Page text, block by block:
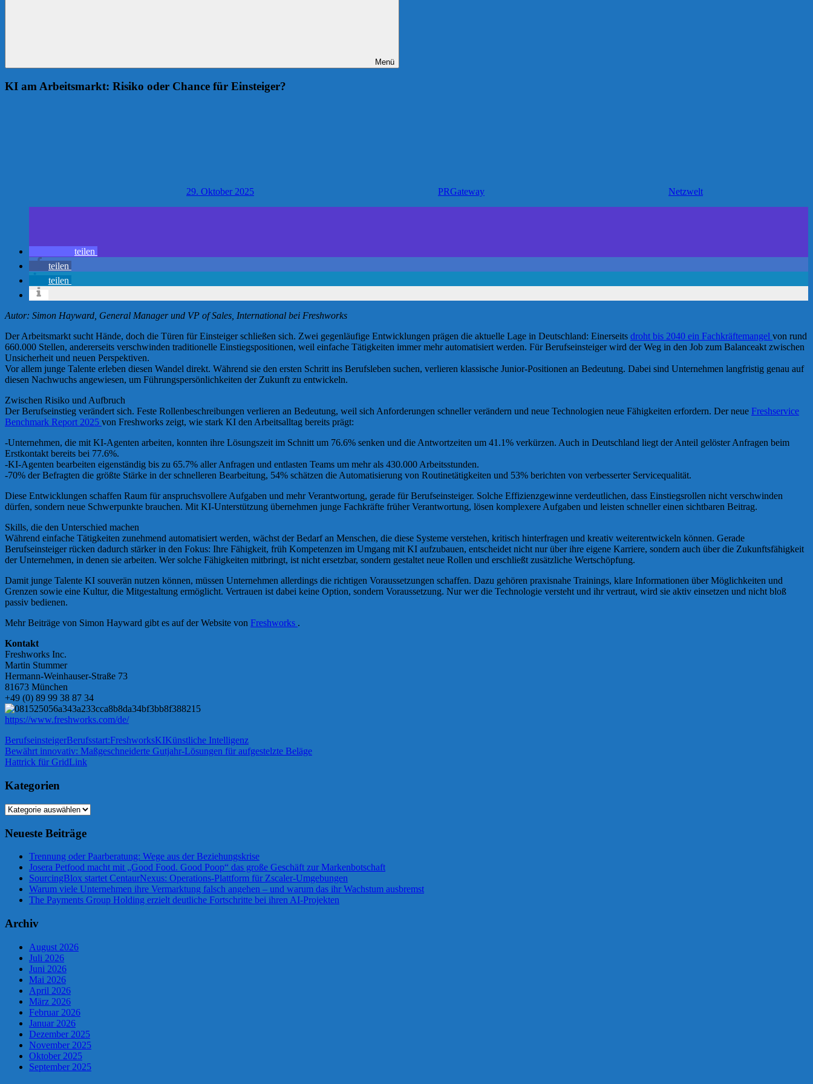
Menü
KI am Arbeitsmarkt: Risiko oder Chance für Einsteiger?
29. Oktober 2025 PRGateway Netzwelt
teilen
teilen
teilen
Autor: Simon Hayward, General Manager und VP of Sales, International bei Freshworks
Der Arbeitsmarkt sucht Hände, doch die Türen für Einsteiger schließen sich. Zwei gegenläufige Entwicklungen prägen die aktuelle Lage in Deutschland: Einerseits droht bis 2040 ein Fachkräftemangel von rund
660.000 Stellen, andererseits verschwinden traditionelle Einstiegspositionen, weil einfache Tätigkeiten immer mehr automatisiert werden. Für Berufseinsteiger wird der Weg in den Job zum Balanceakt zwischen
Unsicherheit und neuen Perspektiven.
Vor allem junge Talente erleben diesen Wandel direkt. Während sie den ersten Schritt ins Berufsleben suchen, verlieren klassische Junior-Positionen an Bedeutung. Dabei sind Unternehmen langfristig genau auf
diesen Nachwuchs angewiesen, um Führungspersönlichkeiten der Zukunft zu entwickeln.
Zwischen Risiko und Aufbruch
Der Berufseinstieg verändert sich. Feste Rollenbeschreibungen verlieren an Bedeutung, weil sich Anforderungen schneller verändern und neue Technologien neue Fähigkeiten erfordern. Der neue Freshservice
Benchmark Report 2025 von Freshworks zeigt, wie stark KI den Arbeitsalltag bereits prägt:
-Unternehmen, die mit KI-Agenten arbeiten, konnten ihre Lösungszeit im Schnitt um 76.6% senken und die Antwortzeiten um 41.1% verkürzen. Auch in Deutschland liegt der Anteil gelöster Anfragen beim
Erstkontakt bereits bei 77.6%.
-KI-Agenten bearbeiten eigenständig bis zu 65.7% aller Anfragen und entlasten Teams um mehr als 430.000 Arbeitsstunden.
-70% der Befragten die größte Stärke in der schnelleren Bearbeitung, 54% schätzen die Automatisierung von Routinetätigkeiten und 53% berichten von verbesserter Servicequalität.
Diese Entwicklungen schaffen Raum für anspruchsvollere Aufgaben und mehr Verantwortung, gerade für Berufseinsteiger. Solche Effizienzgewinne verdeutlichen, dass Einstiegsrollen nicht verschwinden
dürfen, sondern neue Schwerpunkte brauchen. Mit KI-Unterstützung übernehmen junge Fachkräfte früher Verantwortung, lösen komplexere Aufgaben und leisten schneller einen sichtbaren Beitrag.
Skills, die den Unterschied machen
Während einfache Tätigkeiten zunehmend automatisiert werden, wächst der Bedarf an Menschen, die diese Systeme verstehen, kritisch hinterfragen und kreativ weiterentwickeln können. Gerade
Berufseinsteiger rücken dadurch stärker in den Fokus: Ihre Fähigkeit, früh Kompetenzen im Umgang mit KI aufzubauen, entscheidet nicht nur über ihre eigene Karriere, sondern auch über die Zukunftsfähigkeit
der Unternehmen, in denen sie arbeiten. Wer solche Fähigkeiten mitbringt, ist nicht ersetzbar, sondern gestaltet neue Rollen und erschließt zusätzliche Wertschöpfung.
Damit junge Talente KI souverän nutzen können, müssen Unternehmen allerdings die richtigen Voraussetzungen schaffen. Dazu gehören praxisnahe Trainings, klare Informationen über Möglichkeiten und
Grenzen sowie eine Kultur, die Mitgestaltung ermöglicht. Vertrauen ist dabei keine Option, sondern Voraussetzung. Nur wer die Technologie versteht und ihr vertraut, wird sie aktiv einsetzen und nicht bloß
passiv bedienen.
Mehr Beiträge von Simon Hayward gibt es auf der Website von Freshworks .
Kontakt
Freshworks Inc.
Martin Stummer
Hermann-Weinhauser-Straße 73
81673 München
+49 (0) 89 99 38 87 34
https://www.freshworks.com/de/
BerufseinsteigerBerufsstart:FreshworksKIKünstliche Intelligenz
Beitragsnavigation
Vorheriger
Beitrag:
Bewährt innovativ: Maßgeschneiderte Gutjahr-Lösungen für aufgestelzte Beläge
Nächster
Hattrick für GridLink
Kategorien
Kategorien
Neueste Beiträge
Trennung oder Paarberatung: Wege aus der Beziehungskrise
Josera Petfood macht mit „Good Food. Good Poop“ das große Geschäft zur Markenbotschaft
SourcingBlox startet CentaurNexus: Operations-Plattform für Zscaler-Umgebungen
Warum viele Unternehmen ihre Vermarktung falsch angehen – und warum das ihr Wachstum ausbremst
The Payments Group Holding erzielt deutliche Fortschritte bei ihren AI-Projekten
Archiv
August 2026
Juli 2026
Juni 2026
Mai 2026
April 2026
März 2026
Februar 2026
Januar 2026
Dezember 2025
November 2025
Oktober 2025
September 2025